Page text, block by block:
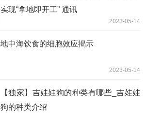
实现“拿地即开工” 通讯
2023-05-14
地中海饮食的细胞效应揭示
2023-05-14
【独家】吉娃娃狗的种类有哪些_吉娃娃
狗的种类介绍